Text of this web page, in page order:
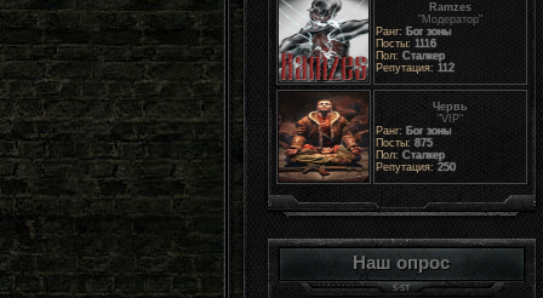
Ramzes
"Модератор"
Ранг: Бог зоны
Посты: 1116
Пол: Сталкер
Репутация: 112
Червь
"VIP"
Ранг: Бог зоны
Посты: 875
Пол: Сталкер
Репутация: 250
Наш опрос